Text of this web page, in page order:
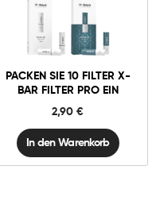
PACKEN SIE 10 FILTER X-
BAR FILTER PRO EIN
2,90€
Packen
Sie
10
X-
Bar
Filter
Pro
ein
Menge
In den Warenkorb